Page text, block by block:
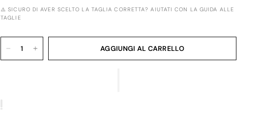
⚠️ SICURO DI AVER SCELTO LA TAGLIA CORRETTA? AIUTATI CON LA GUIDA ALLE
TAGLIE
AGGIUNGI AL CARRELLO